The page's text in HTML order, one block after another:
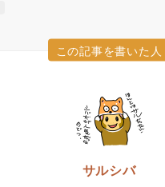
この記事を書いた人
サルシバ